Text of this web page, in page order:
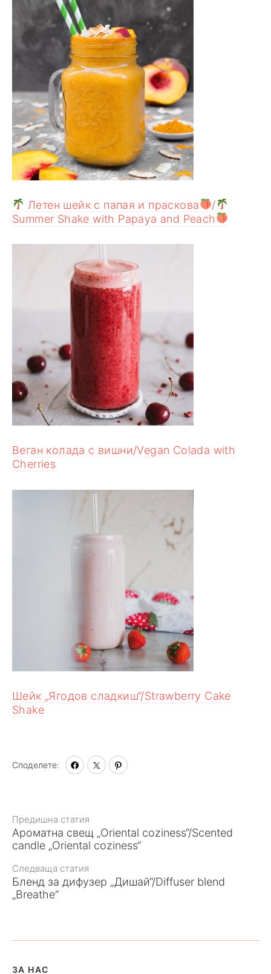
Към
статията
Предишна статия
Ароматна свещ „Oriental coziness“/Scented
candle „Oriental coziness“
Следваща статия
Бленд за дифузер „Дишай“/Diffuser blend
„Breathe“
Летен шейк с папая и праскова
/
Summer Shake with Papaya and Peach
Веган колада с вишни/Vegan Colada with
Cherries
Шейк „Ягодов сладкиш“/Strawberry Cake
Shake
Споделете:
ЗА НАС